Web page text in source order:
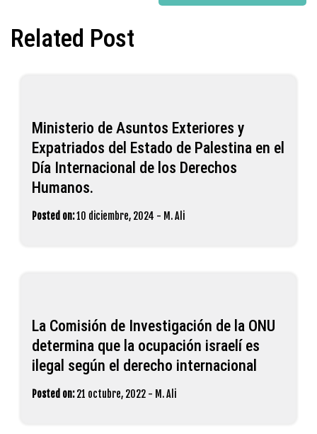
Related Post
Ministerio de Asuntos Exteriores y
Expatriados del Estado de Palestina en el
Día Internacional de los Derechos
Humanos.
Posted on:10 diciembre, 2024 - M. Ali
La Comisión de Investigación de la ONU
determina que la ocupación israelí es
ilegal según el derecho internacional
Posted on: 21 octubre, 2022 - M. Ali